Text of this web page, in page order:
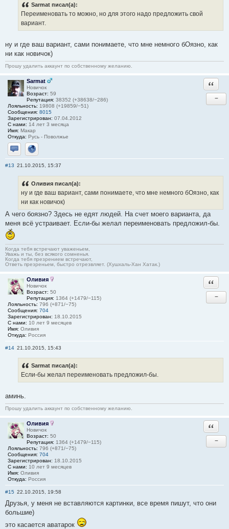
Sarmat писал(а):
Переименовать то можно, но для этого надо предложить свой
вариант.
ну и где ваш вариант, сами понимаете, что мне немного бОязно, как
ни как новичок)
Прошу удалить аккаунт по собственному желанию.
Sarmat
Новичок
Возраст: 59
Репутация: 38352 (+38638/−286)
Лояльность: 19808 (+19859/−51)
Сообщения: 8015
Зарегистрирован: 07.04.2012
С нами: 14 лет 3 месяца
Имя: Макар
Откуда: Русь - Поволжье
Отправить личное сообщение
Сайт
−
#13 21.10.2015, 15:37
Оливия писал(а):
ну и где ваш вариант, сами понимаете, что мне немного бОязно, как
ни как новичок)
А чего боязно? Здесь не едят людей. На счет моего варианта, да
меня всё устраивает. Если-бы желал переименовать предложил-бы.
Когда тебя встречают уваженьем,
Уважь и ты, без всякого сомненья.
Когда тебя презрением встречают,
Ответь презреньем, быстро отрезвляет. (Хушхаль-Хан Хатак.)
Оливия
Новичок
Возраст: 50
Репутация: 1364 (+1479/−115)
Лояльность: 796 (+871/−75)
Сообщения: 704
Зарегистрирован: 18.10.2015
С нами: 10 лет 9 месяцев
Имя: Оливия
Откуда: Россия
−
#14 21.10.2015, 15:43
Sarmat писал(а):
Если-бы желал переименовать предложил-бы.
аминь.
Прошу удалить аккаунт по собственному желанию.
Оливия
Новичок
Возраст: 50
Репутация: 1364 (+1479/−115)
Лояльность: 796 (+871/−75)
Сообщения: 704
Зарегистрирован: 18.10.2015
С нами: 10 лет 9 месяцев
Имя: Оливия
Откуда: Россия
−
#15 22.10.2015, 19:58
Друзья, у меня не вставляются картинки, все время пишут, что они
большие)
это касается аватарок